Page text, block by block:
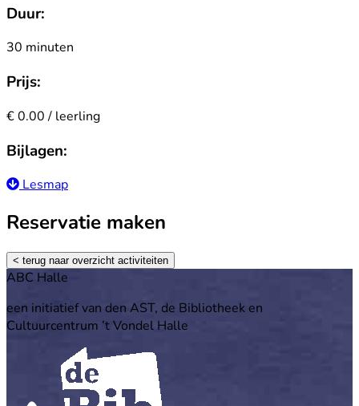
Duur:
30 minuten
Prijs:
€ 0.00 / leerling
Bijlagen:
Lesmap
Reservatie maken
< terug naar overzicht activiteiten
Footer
ABC Halle
een initiatief van den AST, de Bibliotheek en
Cultuurcentrum ’t Vondel Halle